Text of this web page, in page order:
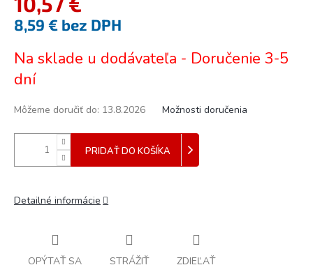
8,59 € bez DPH
cena:
Na sklade u dodávateľa - Doručenie 3-5
dní
Môžeme doručiť do: 13.8.2026 Možnosti doručenia
PRIDAŤ DO KOŠÍKA
Detailné informácie
OPÝTAŤ SA STRÁŽIŤ ZDIEĽAŤ